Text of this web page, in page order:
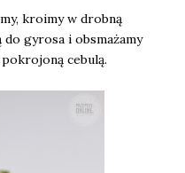
kroimy w drobną
gyrosa i obsmażamy
cebulą.